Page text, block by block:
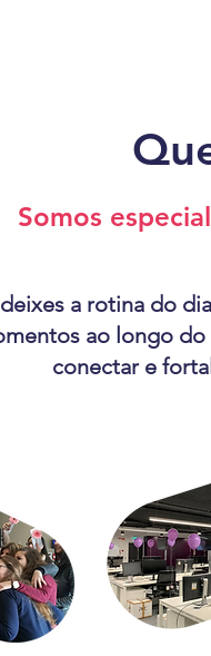
Somos
a rotina do
ao longo
conectar e